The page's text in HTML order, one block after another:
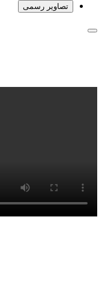
تصاویر رسمی